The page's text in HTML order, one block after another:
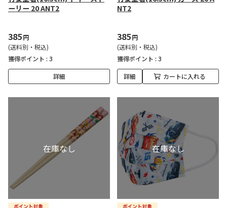
ーリー 20 ANT2
385円
(送料別・税込)
獲得ポイント : 3
詳細
NT2
385円
(送料別・税込)
獲得ポイント : 3
詳細 カートに入れる